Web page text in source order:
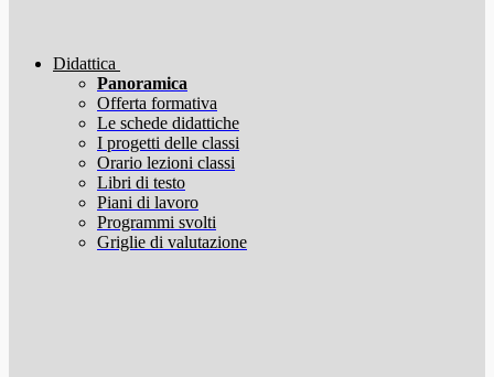
Didattica
Panoramica
Offerta formativa
Le schede didattiche
I progetti delle classi
Orario lezioni classi
Libri di testo
Piani di lavoro
Programmi svolti
Griglie di valutazione